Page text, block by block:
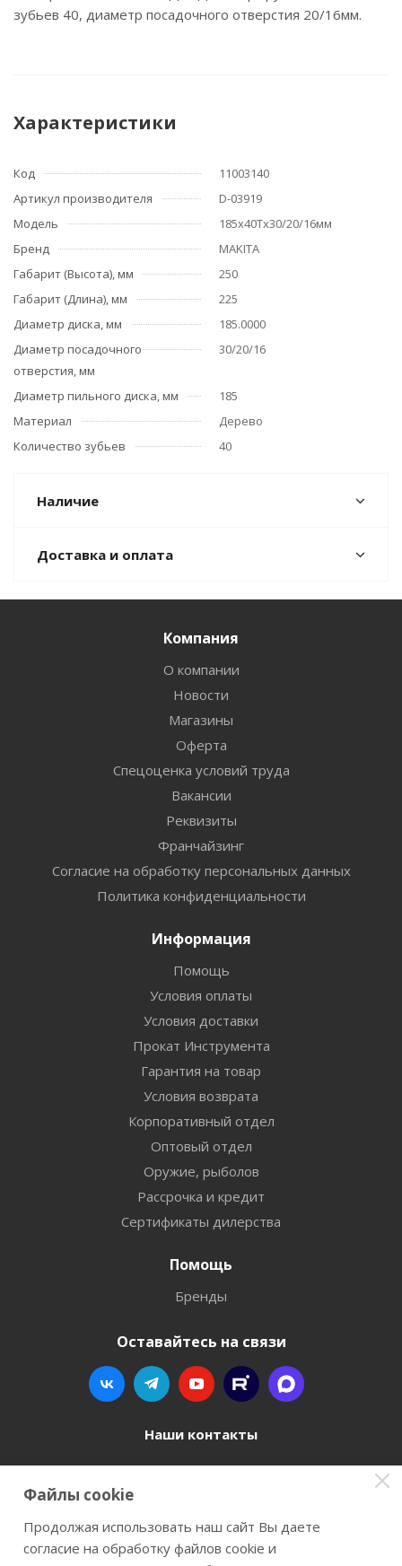
зубьев 40, диаметр посадочного отверстия 20/16мм.
Характеристики
Код
11003140
Артикул производителя
D-03919
Модель
185х40Тх30/20/16мм
Бренд
MAKITA
Габарит (Высота), мм
250
Габарит (Длина), мм
225
Диаметр диска, мм
185.0000
Диаметр посадочного
отверстия, мм
30/20/16
Диаметр пильного диска, мм
185
Материал
Дерево
Количество зубьев
40
Наличие
Доставка и оплата
Компания
О компании
Новости
Магазины
Оферта
Спецоценка условий труда
Вакансии
Реквизиты
Франчайзинг
Согласие на обработку персональных данных
Политика конфиденциальности
Информация
Помощь
Условия оплаты
Условия доставки
Прокат Инструмента
Гарантия на товар
Условия возврата
Корпоративный отдел
Оптовый отдел
Оружие, рыболов
Рассрочка и кредит
Сертификаты дилерства
Помощь
Бренды
Оставайтесь на связи
Наши контакты
8 800 77-00-962
г. Пермь, ул. Павла Преображенского, д.6А,
Файлы cookie
Продолжая использовать наш сайт Вы даете
согласие на обработку файлов cookie и